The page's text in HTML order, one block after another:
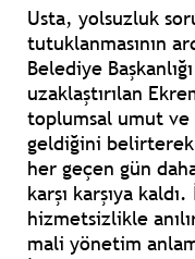
Usta, yolsuzluk
tutuklanmasının
Belediye
uzaklaştırılan
toplumsal umut ve
geldiğini
her geçen gün
karşı karşıya
hizmetsizlikle
mali yönetim